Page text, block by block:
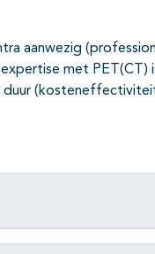
aanwezig
met PET(CT)